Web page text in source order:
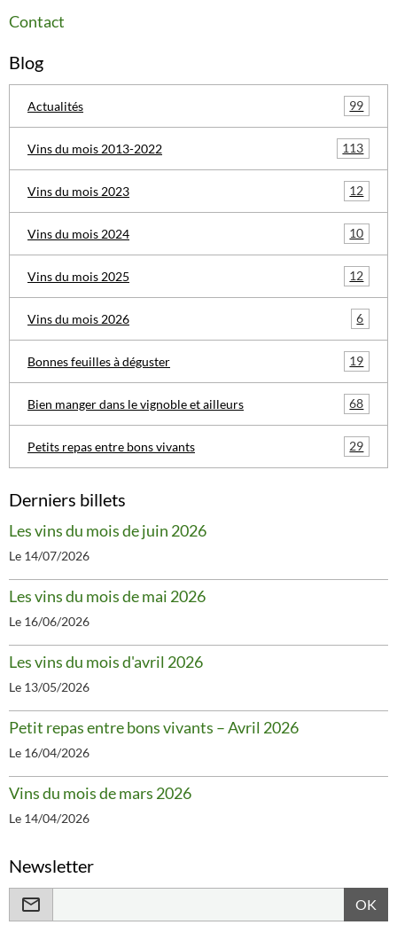
Contact
Blog
Actualités 99
Vins du mois 2013-2022 113
Vins du mois 2023 12
Vins du mois 2024 10
Vins du mois 2025 12
Vins du mois 2026 6
Bonnes feuilles à déguster 19
Bien manger dans le vignoble et ailleurs 68
Petits repas entre bons vivants 29
Derniers billets
Les vins du mois de juin 2026
Le 14/07/2026
Les vins du mois de mai 2026
Le 16/06/2026
Les vins du mois d'avril 2026
Le 13/05/2026
Petit repas entre bons vivants – Avril 2026
Le 16/04/2026
Vins du mois de mars 2026
Le 14/04/2026
Newsletter
OK